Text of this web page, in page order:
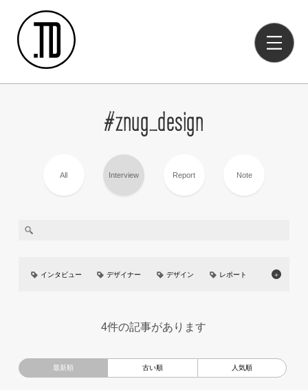
#znug_design
All Interview Report Note
＋
インタビュー デザイナー デザイン レポート
美大生 UXデザイン
電動キックスクーター CAR STYLING TomMatano
4件の記事があります